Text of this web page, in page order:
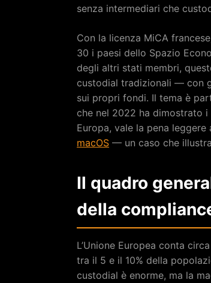
senza intermediari che
Con la licenza MiCA
30 i paesi dello Spazio
degli altri stati membri,
custodial tradizionali — con
sui propri fondi. Il tema è
che nel 2022 ha dimostrato
Europa, vale la pena leggere
macOS — un caso che
Il quadro
della
L’Unione Europea conta
tra il 5 e il 10% della
custodial è enorme, ma la